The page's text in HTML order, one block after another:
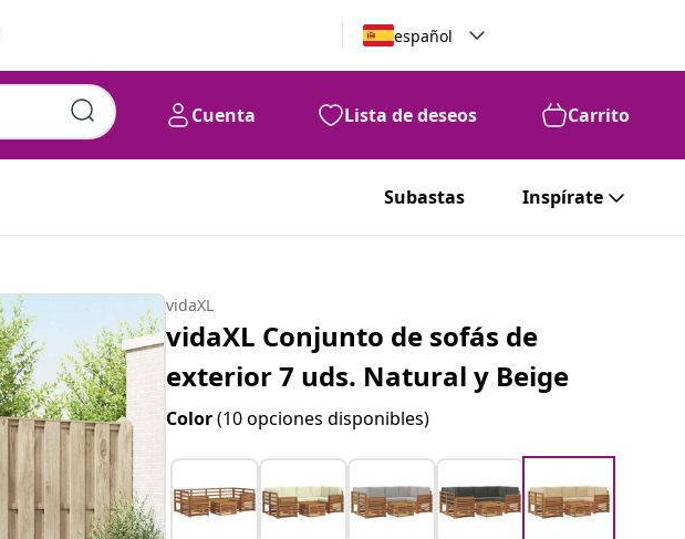
español
Cuenta Lista de deseos Carrito
Subastas Inspírate
vidaXL
vidaXL Conjunto de sofás de
exterior 7 uds. Natural y Beige
Color(10 opciones disponibles)